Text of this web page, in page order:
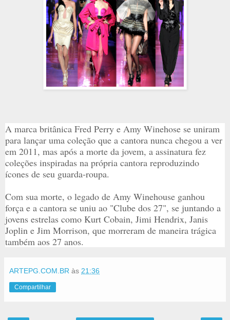
A marca britânica Fred Perry e Amy Winehose se uniram
para lançar uma coleção que a cantora nunca chegou a ver
em 2011, mas após a morte da jovem, a assinatura fez
coleções inspiradas na própria cantora reproduzindo
ícones de seu guarda-roupa.
Com sua morte, o legado de Amy Winehouse ganhou
força e a cantora se uniu ao "Clube dos 27", se juntando a
jovens estrelas como Kurt Cobain, Jimi Hendrix, Janis
Joplin e Jim Morrison, que morreram de maneira trágica
também aos 27 anos.
ARTEPG.COM.BR às 21:36
Compartilhar